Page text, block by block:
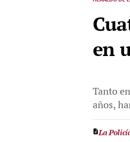
en
Tanto
años,
La